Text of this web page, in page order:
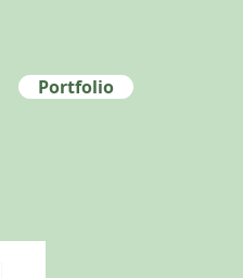
Portfolio